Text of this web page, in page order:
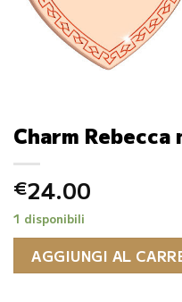
Charm Rebecca
€24.00
1 disponibili
AGGIUNGI AL